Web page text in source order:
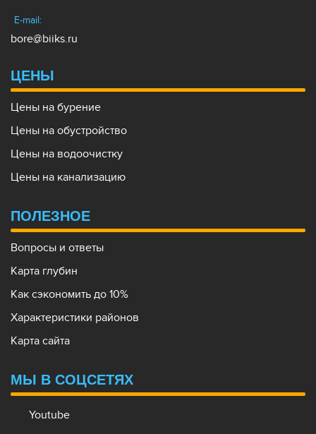
E-mail:
bore@biiks.ru
ЦЕНЫ
Цены на бурение
Цены на обустройство
Цены на водоочистку
Цены на канализацию
ПОЛЕЗНОЕ
Вопросы и ответы
Карта глубин
Как сэкономить до 10%
Характеристики районов
Карта сайта
МЫ В СОЦСЕТЯХ
Youtube